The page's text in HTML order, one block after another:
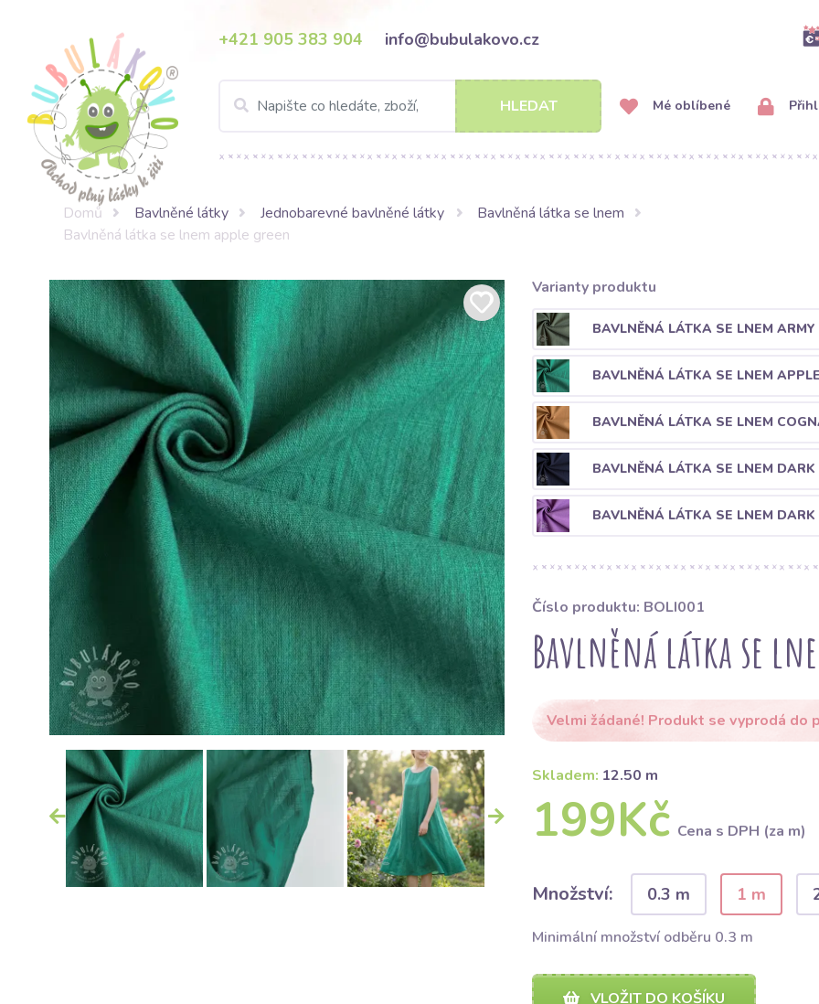
+421 905 383 904 info@bubulakovo.cz
HLEDAT Mé oblíbené
Domů Bavlněné látky Jednobarevné bavlněné látky
Bavlněná látka se lnem
Bavlněná látka se lnem apple green
Varianty produktu
BAVLNĚNÁ LÁTKA SE LNEM ARMY
BAVLNĚNÁ LÁTKA SE LNEM
BAVLNĚNÁ LÁTKA SE LNEM
BAVLNĚNÁ LÁTKA SE LNEM DARK
BAVLNĚNÁ LÁTKA SE LNEM DARK
Číslo produktu: BOLI001
Bavlněná látka se
Velmi žádané! Produkt se vyprodá do
Skladem: 12.50 m
199Kč Cena s DPH (za m)
Množství: 0.3 m 1 m
Minimální množství odběru 0.3 m
VLOŽIT DO KOŠÍKU